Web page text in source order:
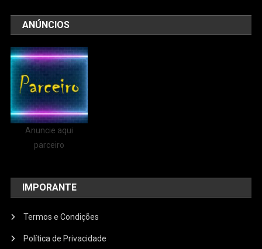
ANÚNCIOS
Anuncie aqui
parceiro
IMPORANTE
Termos e Condições
Política de Privacidade